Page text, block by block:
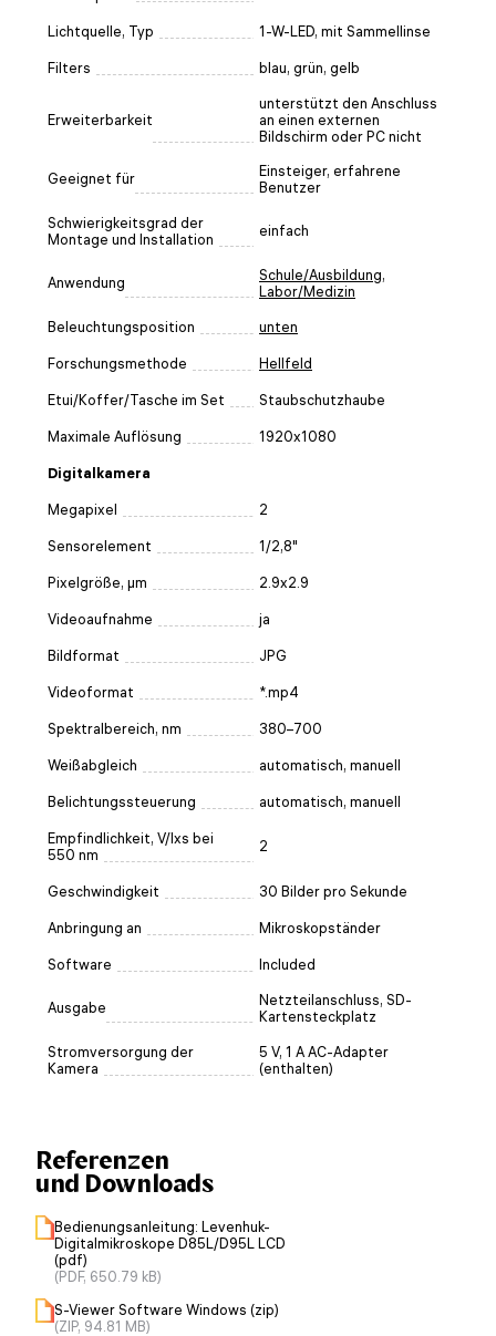
Lichtquelle, Typ 1-W-LED, mit Sammellinse
Filters blau, grün, gelb
Erweiterbarkeit
unterstützt den Anschluss
an einen externen
Bildschirm oder PC nicht
Geeignet für
Einsteiger, erfahrene
Benutzer
Schwierigkeitsgrad der
Montage und Installation
einfach
Anwendung Schule/Ausbildung,
Labor/Medizin
Beleuchtungsposition unten
Forschungsmethode Hellfeld
Etui/Koffer/Tasche im Set Staubschutzhaube
Maximale Auflösung 1920x1080
Digitalkamera
Megapixel 2
Sensorelement 1/2,8"
Pixelgröße, µm 2.9x2.9
Videoaufnahme ja
Bildformat JPG
Videoformat *.mp4
Spektralbereich, nm 380–700
Weißabgleich automatisch, manuell
Belichtungssteuerung automatisch, manuell
Empfindlichkeit, V/lxs bei
550 nm
2
Geschwindigkeit 30 Bilder pro Sekunde
Anbringung an Mikroskopständer
Software Included
Ausgabe
Netzteilanschluss, SD-
Kartensteckplatz
Stromversorgung der
Kamera
5 V, 1 A AC-Adapter
(enthalten)
Referenzen
und Downloads
Bedienungsanleitung: Levenhuk-
Digitalmikroskope D85L/D95L LCD
(pdf)
(PDF, 650.79 kB)
S-Viewer Software Windows (zip)
(ZIP, 94.81 MB)